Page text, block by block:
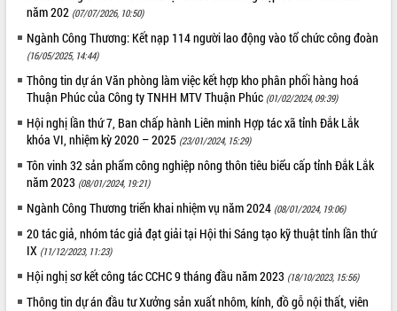
Khám bệnh, cấp phát thuốc miễn phí
và tặng quà người dân xã Cư Pui
tháng 7/2026
Lễ truy tặng danh hiệu “Bà Mẹ Việt
Nam Anh hùng” và trao Huân chương
Lao động
UBND tỉnh Đắk Lắk triển khai nhiệm
vụ 6 tháng cuối năm 2026
Kỳ họp thứ Hai, Hội đồng nhân dân
ALBUM ẢNH
năm 202 (07/07/2026, 10:50)
Ngành Công Thương: Kết nạp 114 người lao động vào tổ chức công đoàn
(16/05/2025, 14:44)
Thông tin dự án Văn phòng làm việc kết hợp kho phân phối hàng hoá
Thuận Phúc của Công ty TNHH MTV Thuận Phúc (01/02/2024, 09:39)
Hội nghị lần thứ 7, Ban chấp hành Liên minh Hợp tác xã tỉnh Đắk Lắk
khóa VI, nhiệm kỳ 2020 – 2025 (23/01/2024, 15:29)
Tôn vinh 32 sản phẩm công nghiệp nông thôn tiêu biểu cấp tỉnh Đắk Lắk
năm 2023 (08/01/2024, 19:21)
Ngành Công Thương triển khai nhiệm vụ năm 2024 (08/01/2024, 19:06)
20 tác giả, nhóm tác giả đạt giải tại Hội thi Sáng tạo kỹ thuật tỉnh lần thứ
IX (11/12/2023, 11:23)
Hội nghị sơ kết công tác CCHC 9 tháng đầu năm 2023 (18/10/2023, 15:56)
Thông tin dự án đầu tư Xưởng sản xuất nhôm, kính, đồ gỗ nội thất, viên